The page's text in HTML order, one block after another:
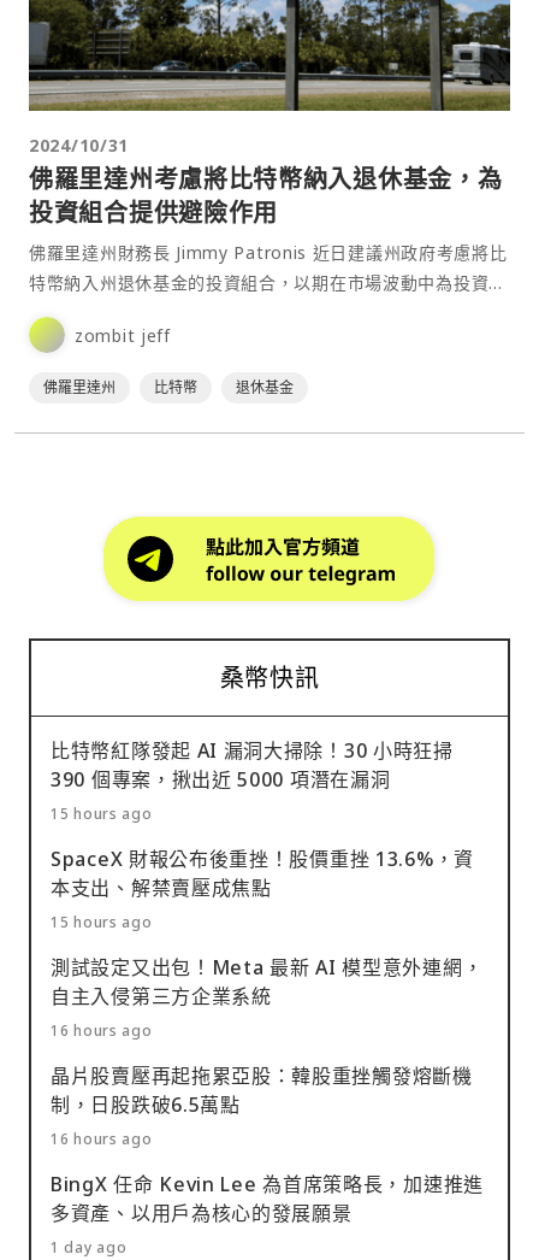
2024/10/31
佛羅里達州考慮將比特幣納入退休基金，為
投資組合提供避險作用
佛羅里達州財務長 Jimmy Patronis 近日建議州政府考慮將比
特幣納入州退休基金的投資組合，以期在市場波動中為投資組
合提供避險作用。⋯
zombit jeff
佛羅里達州 比特幣 退休基金
桑幣快訊
比特幣紅隊發起 AI 漏洞大掃除！30 小時狂掃
390 個專案，揪出近 5000 項潛在漏洞
15 hours ago
SpaceX 財報公布後重挫！股價重挫 13.6%，資
本支出、解禁賣壓成焦點
15 hours ago
測試設定又出包！Meta 最新 AI 模型意外連網，
自主入侵第三方企業系統
16 hours ago
晶片股賣壓再起拖累亞股：韓股重挫觸發熔斷機
制，日股跌破6.5萬點
16 hours ago
BingX 任命 Kevin Lee 為首席策略長，加速推進
多資產、以用戶為核心的發展願景
1 day ago